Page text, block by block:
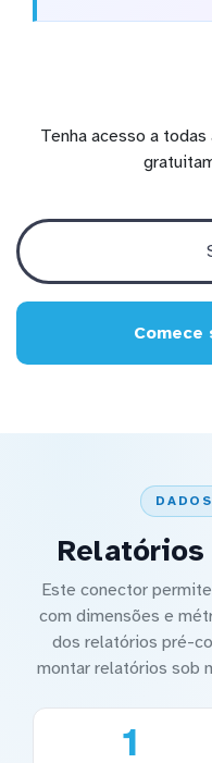
Tenha acesso a
Comece
Este conector
com dimensões e
dos relatórios pré-
montar relatórios sob
1